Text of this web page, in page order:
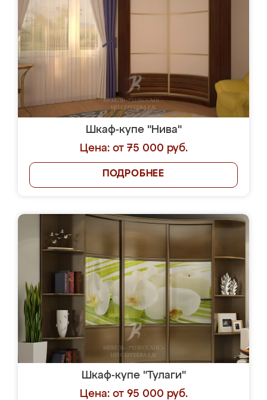
Шкаф-купе "Нива"
Цена: от 75 000 руб.
ПОДРОБНЕЕ
Шкаф-купе "Тулаги"
Цена: от 95 000 руб.